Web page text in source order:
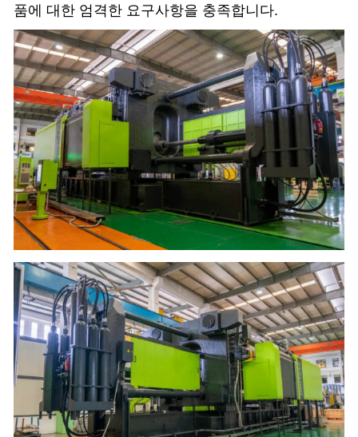
품에 대한 엄격한 요구사항을 충족합니다.